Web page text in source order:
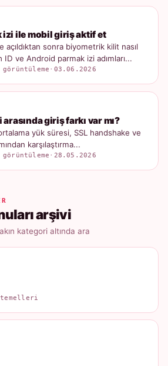
izi ile mobil giriş aktif et
açıldıktan sonra biyometrik kilit nasıl
ID ve Android parmak izi adımları...
· 03.06.2026
giriş farkı var mı?
yük süresi, SSL handshake ve
karşılaştırma...
· 28.05.2026
arşivi
kategori altında ara